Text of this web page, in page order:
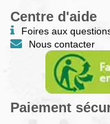
Centre d'aide
Foires aux
Nous contacter
Paiement